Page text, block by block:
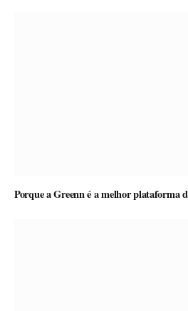
Porque a Greenn é a melhor plataforma